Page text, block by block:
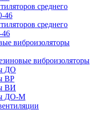
среднего
46
среднего
46
виброизоляторы
виброизоляторы
ДО
ВР
ВИ
ДО-М